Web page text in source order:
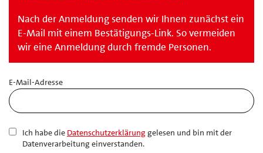
Nach der Anmeldung senden wir Ihnen zunächst ein
E-Mail mit einem Bestätigungs-Link. So vermeiden
wir eine Anmeldung durch fremde Personen.
E-Mail-Adresse
Ich habe die Datenschutzerklärung gelesen und bin mit der
Datenverarbeitung einverstanden.